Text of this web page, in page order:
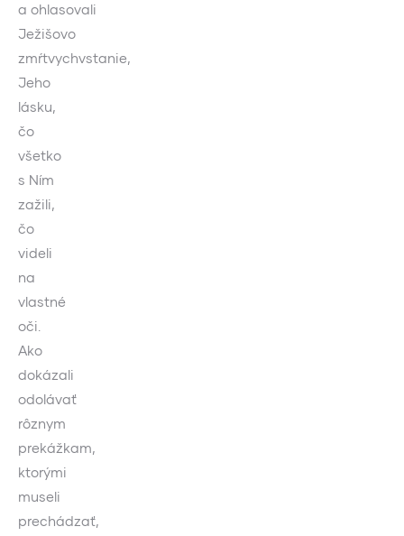
a ohlasovali
Ježišovo
zmŕtvychvstanie,
Jeho
lásku,
čo
všetko
s Ním
zažili,
čo
videli
na
vlastné
oči.
Ako
dokázali
odolávať
rôznym
prekážkam,
ktorými
museli
prechádzať,